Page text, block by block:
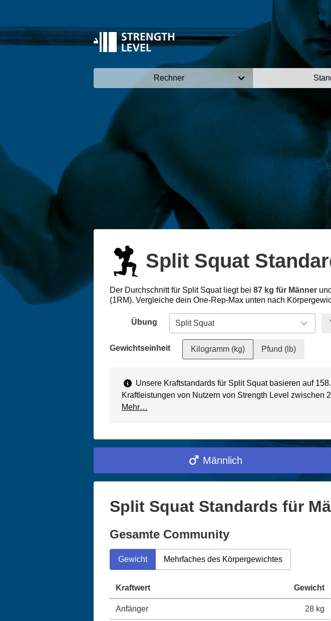
Rechner
Split Squat
Der Durchschnitt für Split Squat liegt bei 87 kg für Männer und
(1RM). Vergleiche dein One-Rep-Max unten nach
Übung
Gewichtseinheit Kilogramm (kg) Pfund (lb)
Unsere Kraftstandards für Split Squat basieren auf
Kraftleistungen von Nutzern von Strength Level zwischen
Mehr…
Männlich
Split Squat Standards für
Gesamte Community
Gewicht Mehrfaches des Körpergewichtes
Kraftwert Gewicht
Anfänger 28 kg